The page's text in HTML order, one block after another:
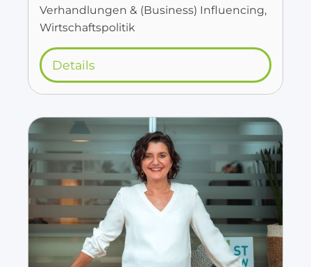
Verhandlungen & (Business) Influencing,
Wirtschaftspolitik
Details